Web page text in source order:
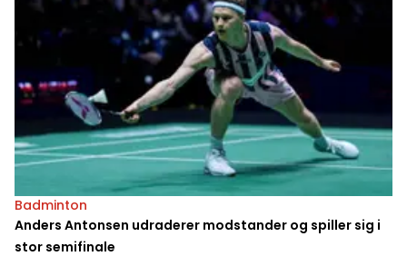
Badminton
Anders Antonsen udraderer modstander og spiller sig i
stor semifinale